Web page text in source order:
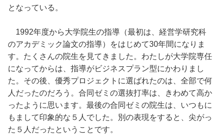
となっている。
1992年度から大学院生の指導（最初は、経営学研究科
のアカデミック論文の指導）をはじめて30年間になりま
す。たくさんの院生を見てきました。わたしが大学院専任
になってからは、指導がビジネスプラン型にかわりまし
た。その後、優秀プロジェクトに選ばれたのは、全部で何
人だったのだろう。合同ゼミの選抜打率は、きわめて高か
ったように思います。最後の合同ゼミの院生は、いつもに
もまして印象的な５人でした。別の表現をすると、尖がっ
た５人だったということです。